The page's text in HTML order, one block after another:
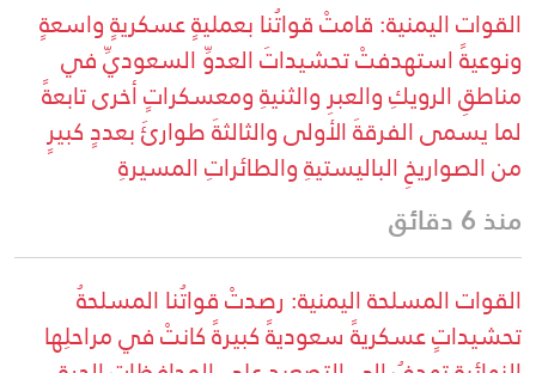
القوات اليمنية: قامتْ قواتُنا بعمليةٍ عسكريةٍ واسعةٍ
ونوعيةً استهدفتْ تحشيداتَ العدوِّ السعوديِّ في
مناطقِ الرويكِ والعبرِ والثنيةِ ومعسكراتٍ أخرى تابعةً
لما يسمى الفرقةَ الأولى والثالثةَ طوارئَ بعددٍ كبيرٍ
من الصواريخِ الباليستيةِ والطائراتِ المسيرةِ
منذ 6 دقائق
القوات المسلحة اليمنية: رصدتْ قواتُنا المسلحةُ
تحشيداتٍ عسكريةً سعوديةً كبيرةً كانتْ في مراحلِها